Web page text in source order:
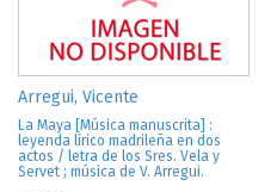
Arregui, Vicente
La Maya [Música manuscrita] :
leyenda lírico madrileña en dos
actos / letra de los Sres. Vela y
Servet ; música de V. Arregui.